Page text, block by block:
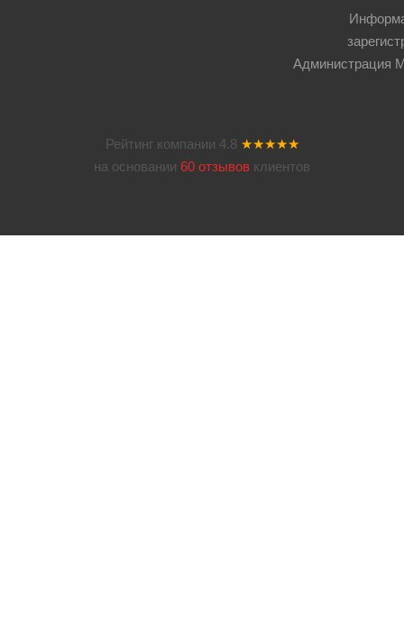
Администрация
Рейтинг компании 4.8 ★★★★★
на основании 60 отзывов клиентов